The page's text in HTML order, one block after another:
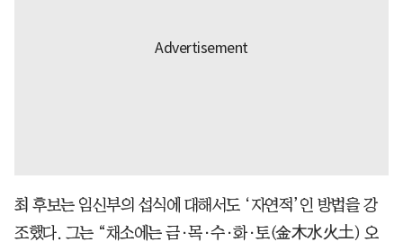
최 후보는 임신부의 섭식에 대해서도 ‘자연적’인 방법을 강
조했다. 그는 “채소에는 금·목·수·화·토(金木水火土) 오